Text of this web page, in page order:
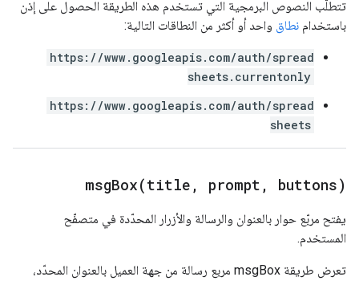
تتطلّب النصوص البرمجية التي تستخدم هذه الطريقة الحصول على إذن
باستخدام نطاق واحد أو أكثر من النطاقات التالية:
https://www.googleapis.com/auth/spread
sheets.currentonly
https://www.googleapis.com/auth/spread
sheets
msgBox(title , prompt , buttons)
يفتح مربّع حوار بالعنوان والرسالة والأزرار المحدّدة في متصفّح
المستخدم.
تعرض طريقة msgBox مربع رسالة من جهة العميل بالعنوان المحدّد،